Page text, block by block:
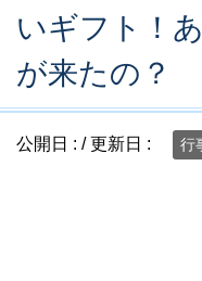
いギフト！
が来たの？
公開日 : / 更新日 : 行